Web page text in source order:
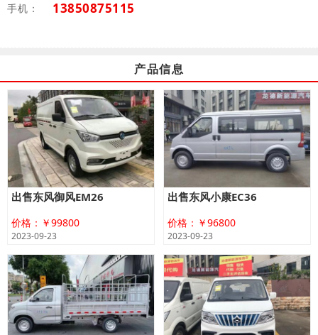
手机： 13850875115
产品信息
出售东风御风EM26
价格：￥99800
2023-09-23
出售东风小康EC36
价格：￥96800
2023-09-23